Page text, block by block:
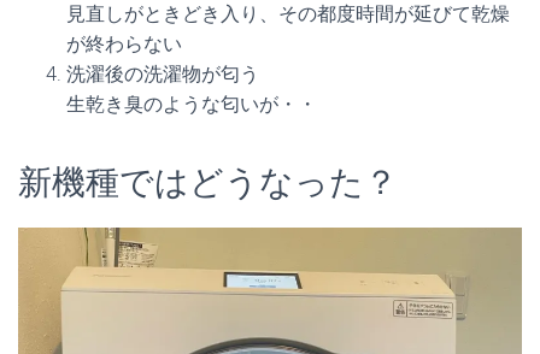
見直しがときどき入り、その都度時間が延びて乾燥
が終わらない
洗濯後の洗濯物が匂う
生乾き臭のような匂いが・・
新機種ではどうなった？